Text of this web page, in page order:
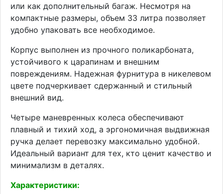
или как дополнительный багаж. Несмотря на
компактные размеры, объем 33 литра позволяет
удобно упаковать все необходимое.
Корпус выполнен из прочного поликарбоната,
устойчивого к царапинам и внешним
повреждениям. Надежная фурнитура в никелевом
цвете подчеркивает сдержанный и стильный
внешний вид.
Четыре маневренных колеса обеспечивают
плавный и тихий ход, а эргономичная выдвижная
ручка делает перевозку максимально удобной.
Идеальный вариант для тех, кто ценит качество и
минимализм в деталях.
Характеристики: